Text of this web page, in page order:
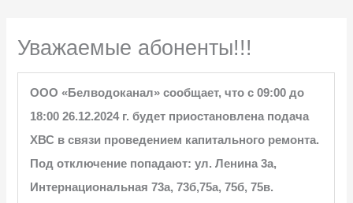
Уважаемые абоненты!!!
ООО «Белводоканал» сообщает, что с 09:00 до
18:00 26.12.2024 г. будет приостановлена подача
ХВС в связи проведением капитального ремонта.
Под отключение попадают:ул. Ленина 3а,
Интернациональная 73а, 73б,75а, 75б, 75в.